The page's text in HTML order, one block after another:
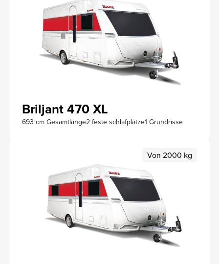
Briljant 470 XL
693 cm Gesamtlänge2 feste schlafplätze1 Grundrisse
Von 2000 kg